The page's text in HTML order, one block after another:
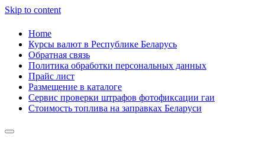
Skip to content
Home
Курсы валют в Республике Беларусь
Обратная связь
Политика обработки персональных данных
Прайс лист
Размещение в каталоге
Сервис проверки штрафов фотофиксации гаи
Стоимость топлива на заправках Беларуси